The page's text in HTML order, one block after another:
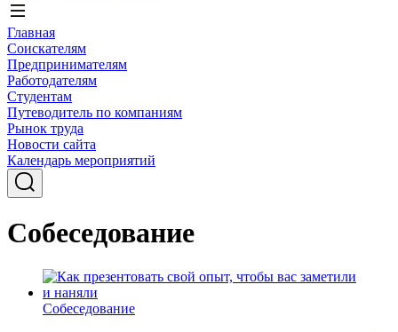
Главная
Соискателям
Предпринимателям
Работодателям
Студентам
Путеводитель по компаниям
Рынок труда
Новости сайта
Календарь мероприятий
Собеседование
Собеседование